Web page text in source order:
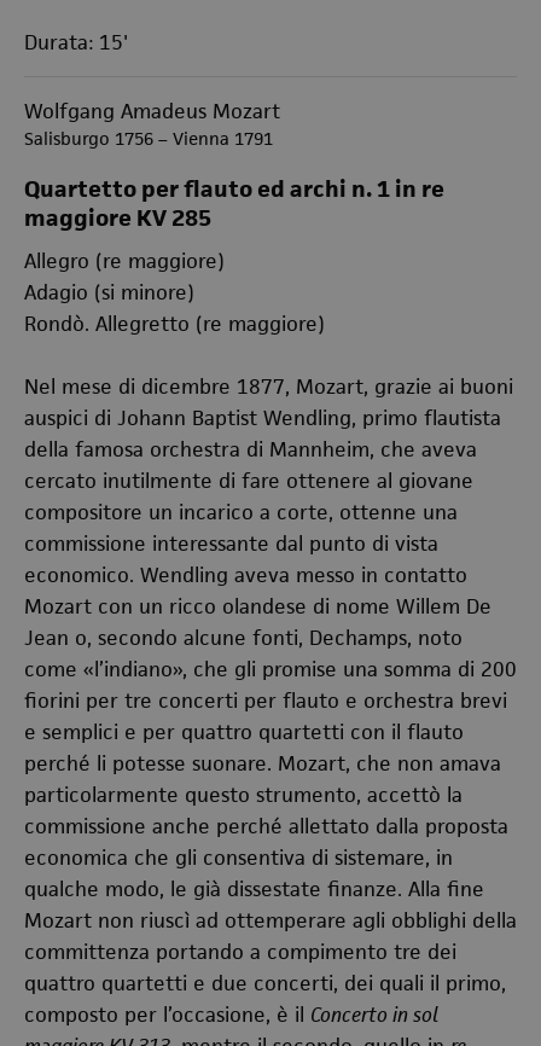
Durata: 15'
Wolfgang Amadeus Mozart
Salisburgo 1756 – Vienna 1791
Quartetto per flauto ed archi n. 1 in re
maggiore KV 285
Allegro (re maggiore)
Adagio (si minore)
Rondò. Allegretto (re maggiore)
Nel mese di dicembre 1877, Mozart, grazie ai buoni
auspici di Johann Baptist Wendling, primo flautista
della famosa orchestra di Mannheim, che aveva
cercato inutilmente di fare ottenere al giovane
compositore un incarico a corte, ottenne una
commissione interessante dal punto di vista
economico. Wendling aveva messo in contatto
Mozart con un ricco olandese di nome Willem De
Jean o, secondo alcune fonti, Dechamps, noto
come «l’indiano», che gli promise una somma di 200
fiorini per tre concerti per flauto e orchestra brevi
e semplici e per quattro quartetti con il flauto
perché li potesse suonare. Mozart, che non amava
particolarmente questo strumento, accettò la
commissione anche perché allettato dalla proposta
economica che gli consentiva di sistemare, in
qualche modo, le già dissestate finanze. Alla fine
Mozart non riuscì ad ottemperare agli obblighi della
committenza portando a compimento tre dei
quattro quartetti e due concerti, dei quali il primo,
composto per l’occasione, è il Concerto in sol